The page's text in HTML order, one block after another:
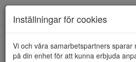
HEM PEDAG
Inställningar för cookies
Vi och våra samarbetspartners sparar
på din enhet för att kunna erbjuda